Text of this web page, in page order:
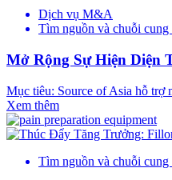
Dịch vụ M&A
Tìm nguồn và chuỗi cung
Mở Rộng Sự Hiện Diện
Mục tiêu: Source of Asia hỗ trợ
Xem thêm
Tìm nguồn và chuỗi cung